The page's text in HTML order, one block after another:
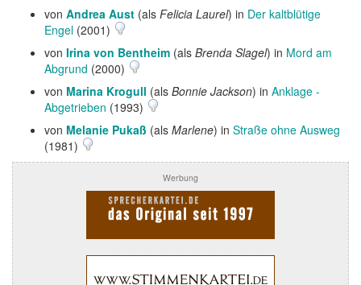
von Andrea Aust (als Felicia Laurel) in Der kaltblütige
Engel (2001)
von Irina von Bentheim (als Brenda Slagel) in Mord am
Abgrund (2000)
von Marina Krogull (als Bonnie Jackson) in Anklage -
Abgetrieben (1993)
von Melanie Pukaß (als Marlene) in Straße ohne Ausweg
(1981)
Werbung